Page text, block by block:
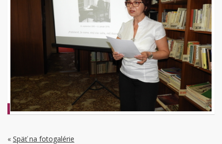
« Späť na fotogalérie